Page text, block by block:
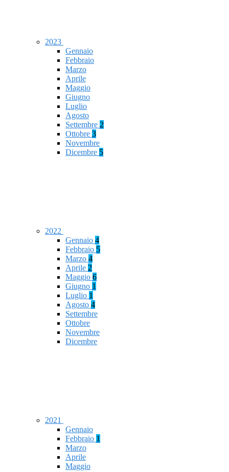
2023
Gennaio
Febbraio
Marzo
Aprile
Maggio
Giugno
Luglio
Agosto
Settembre 2
Ottobre 3
Novembre
Dicembre 5
2022
Gennaio 4
Febbraio 5
Marzo 4
Aprile 2
Maggio 6
Giugno 1
Luglio 1
Agosto 4
Settembre
Ottobre
Novembre
Dicembre
2021
Gennaio
Febbraio 1
Marzo
Aprile
Maggio